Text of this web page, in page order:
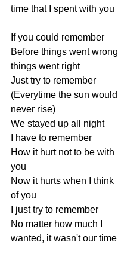
time that spent with you
If you could remember
Before things went wrong
things went right
Just try to remember
(Everytime the sun would
never rise)
We stayed up all
night
have to remember
How it hurt not to be with
you
Now it hurts when
think
of you
just try to remember
No matter how much
wanted, it wasn't our time